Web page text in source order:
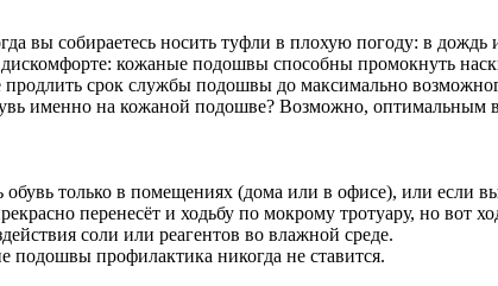
вы собираетесь носить туфли в плохую погоду: в
кожаные подошвы способны промокнуть
продлить срок службы подошвы до максимально
именно на кожаной подошве? Возможно,
только в помещениях (дома или в офисе), или если
перенесёт и ходьбу по мокрому тротуару, но вот
соли или реагентов во влажной среде.
подошвы профилактика никогда не ставится.